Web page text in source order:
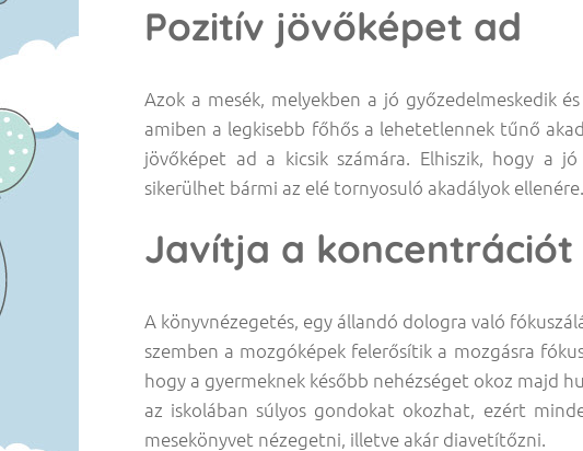
Pozitív jövőképet ad
Azok a mesék, melyekben a jó győzedelmeskedik
amiben a legkisebb főhős a lehetetlennek tűnő
jövőképet ad a kicsik számára. Elhiszik, hogy a
sikerülhet bármi az elé tornyosuló akadályok ellenére.
Javítja a koncentrációt
A könyvnézegetés, egy állandó dologra való
szemben a mozgóképek felerősítik a mozgásra
hogy a gyermeknek később nehézséget okoz majd
az iskolában súlyos gondokat okozhat, ezért
mesekönyvet nézegetni, illetve akár diavetítőzni.